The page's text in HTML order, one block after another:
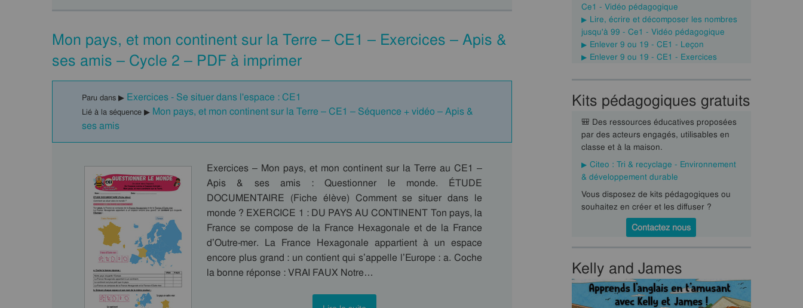
Mon pays, et mon continent sur la Terre – CE1 – Exercices – Apis &
ses amis – Cycle 2 – PDF à imprimer
Paru dans ▶ Exercices - Se situer dans l'espace : CE1
Lié à la séquence ▶ Mon pays, et mon continent sur la Terre – CE1 – Séquence + vidéo – Apis &
ses amis
Exercices – Mon pays, et mon continent sur la Terre au CE1 –
Apis & ses amis : Questionner le monde. ÉTUDE
DOCUMENTAIRE (Fiche élève) Comment se situer dans le
monde ? EXERCICE 1 : DU PAYS AU CONTINENT Ton pays, la
France se compose de la France Hexagonale et de la France
d’Outre-mer. La France Hexagonale appartient à un espace
encore plus grand : un contient qui s’appelle l’Europe : a. Coche
la bonne réponse : VRAI FAUX Notre…
Ce1 - Vidéo pédagogique
Lire, écrire et décomposer les nombres
jusqu'à 99 - Ce1 - Vidéo pédagogique
Enlever 9 ou 19 - CE1 - Leçon
Enlever 9 ou 19 - CE1 - Exercices
Kits pédagogiques gratuits
🎒 Des ressources éducatives proposées
par des acteurs engagés, utilisables en
classe et à la maison.
Citeo : Tri & recyclage - Environnement
& développement durable
Vous disposez de kits pédagogiques ou
souhaitez en créer et les diffuser ?
Contactez nous
Kelly and James